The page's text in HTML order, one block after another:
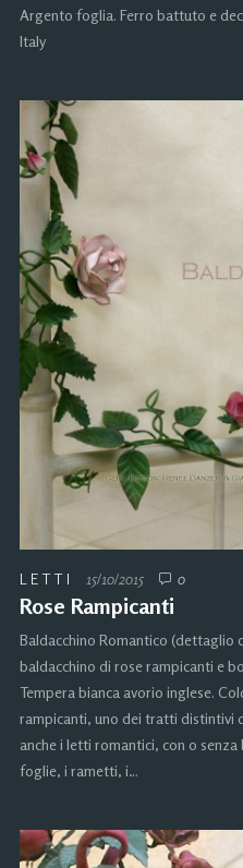
Argento foglia. Ferro battuto e
Italy
LETTI 15/10/2015 0
Rose Rampicanti
Baldacchino Romantico (dettaglio
baldacchino di rose rampicanti e
Tempera bianca avorio inglese.
rampicanti, uno dei tratti distintivi
anche i letti romantici, con o
foglie, i rametti, i…